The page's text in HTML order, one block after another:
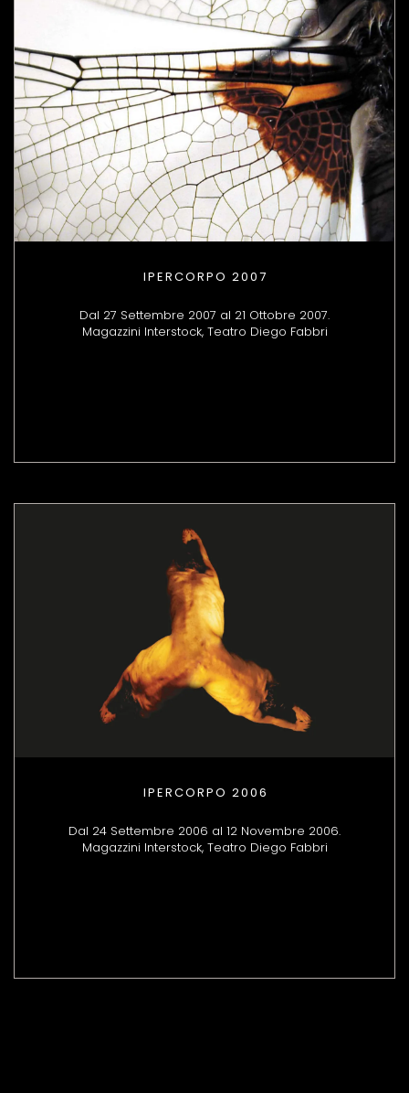
IPERCORPO 2007
Dal 27 Settembre 2007 al 21 Ottobre 2007.
Magazzini Interstock, Teatro Diego Fabbri
IPERCORPO 2006
Dal 24 Settembre 2006 al 12 Novembre 2006.
Magazzini Interstock, Teatro Diego Fabbri